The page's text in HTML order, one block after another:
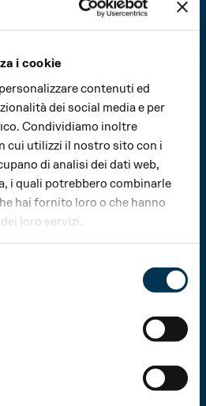
i cookie
contenuti ed
dei social media e per
Condividiamo inoltre
cui utilizzi il nostro sito con i
di analisi dei dati web,
i quali potrebbero combinarle
hai fornito loro o che hanno
loro servizi.